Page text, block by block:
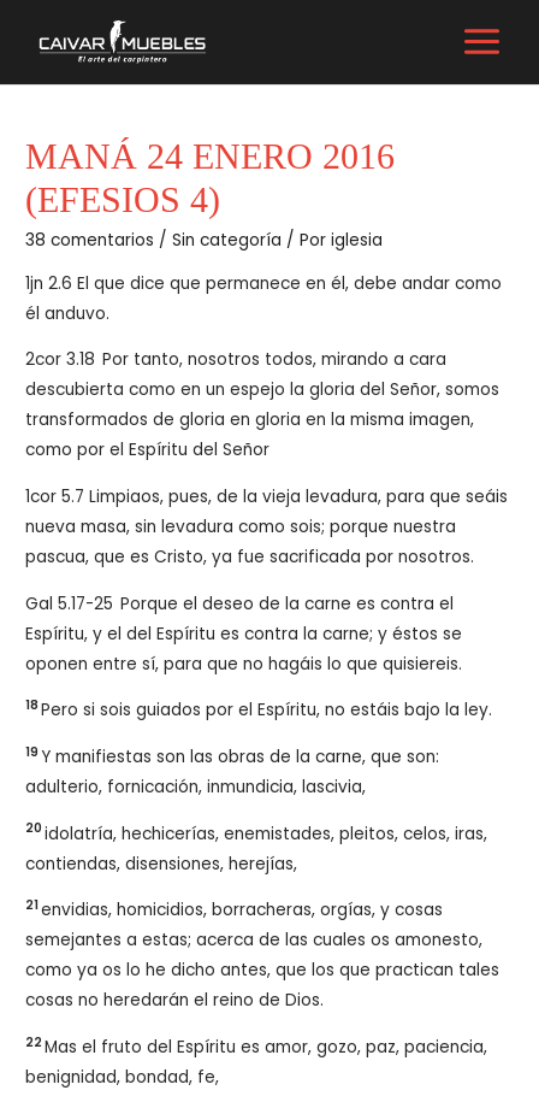
MAIN
MANÁ 24 ENERO 2016
(EFESIOS 4)
38 comentarios /Sin categoría / Poriglesia
1jn 2.6 El que dice que permanece en él, debe andar como
él anduvo.
2cor 3.18 Por tanto, nosotros todos, mirando a cara
descubierta como en un espejo la gloria del Señor, somos
transformados de gloria en gloria en la misma imagen,
como por el Espíritu del Señor
1cor 5.7 Limpiaos, pues, de la vieja levadura, para que seáis
nueva masa, sin levadura como sois; porque nuestra
pascua, que es Cristo, ya fue sacrificada por nosotros.
Gal 5.17-25 Porque el deseo de la carne es contra el
Espíritu, y el del Espíritu es contra la carne; y éstos se
oponen entre sí, para que no hagáis lo que quisiereis.
18Pero si sois guiados por el Espíritu, no estáis bajo la ley.
19Y manifiestas son las obras de la carne, que son:
adulterio, fornicación, inmundicia, lascivia,
20idolatría, hechicerías, enemistades, pleitos, celos, iras,
contiendas, disensiones, herejías,
21envidias, homicidios, borracheras, orgías, y cosas
semejantes a estas; acerca de las cuales os amonesto,
como ya os lo he dicho antes, que los que practican tales
cosas no heredarán el reino de Dios.
22Mas el fruto del Espíritu es amor, gozo, paz, paciencia,
benignidad, bondad, fe,